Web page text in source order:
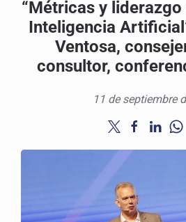
“Métricas y liderazgo
Inteligencia
Ventosa,
consultor,
11 de septiembre